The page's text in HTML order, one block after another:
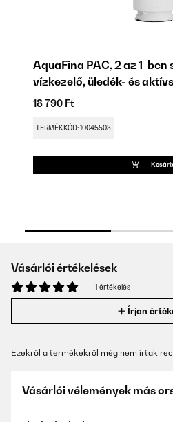
AquaFina PAC, 2 az 1-
vízkezelő, üledék- és
18 790 Ft
TERMÉKKÓD: 10045503
Vásárlói értékelések
1 értékelés
Írjon
Ezekről a termékekről még nem írtak
Vásárlói vélemények más